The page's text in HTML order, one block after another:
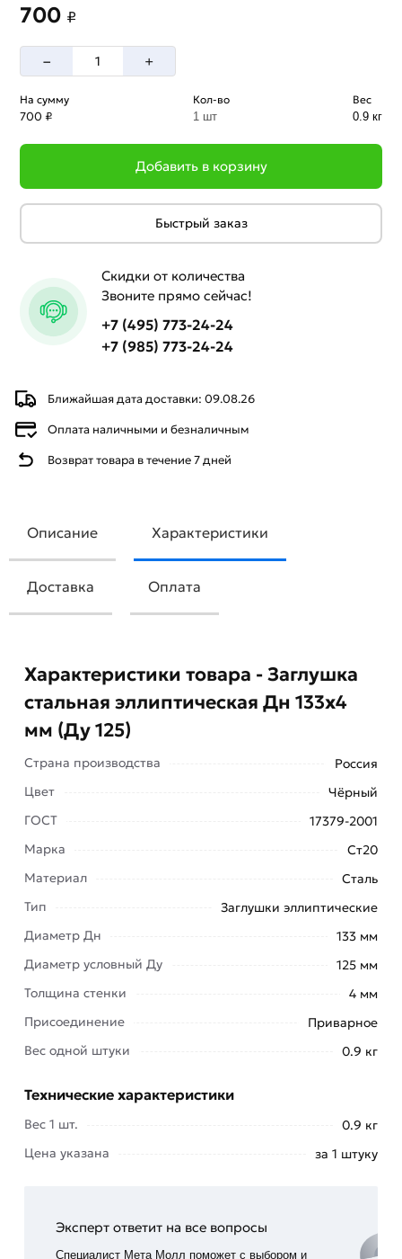
Ближайшая дата доставки: 09.08.26
Оплата наличными и безналичным
Возврат товара в течение 7 дней
700 ₽
– +
На сумму
700 ₽
Кол-во
1 шт
Вес
0.9 кг
Добавить в корзину
Быстрый заказ
Скидки от количества
Звоните прямо сейчас!
+7 (495) 773-24-24
+7 (985) 773-24-24
Описание Характеристики
Доставка Оплата
Заглушка стальная эллиптическая Дн 133х4 мм
(Ду 125) производится на гидравлических
варианта.
используют углеродистую сталь (обычно марки
3, 20). Легированная сталь применима в
функционирует при температуре от минус 70 до
плюс 450 градусов по Цельсию.
Устройство применяют для работы с котлами,
заглушки для торцевых фрагментов
Характеристики товара - Заглушка
стальная эллиптическая Дн 133х4
мм (Ду 125)
Страна производства
Россия
Цвет
Чёрный
ГОСТ
17379-2001
Марка
Ст20
Материал
Сталь
Тип
Заглушки эллиптические
Диаметр Дн
133 мм
Диаметр условный Ду
125 мм
Толщина стенки
4 мм
Присоединение
Приварное
Вес одной штуки
0.9 кг
Технические характеристики
Вес 1 шт.
0.9 кг
Цена указана
за 1 штуку
Эксперт ответит на все вопросы
Специалист Мета Молл поможет с выбором и